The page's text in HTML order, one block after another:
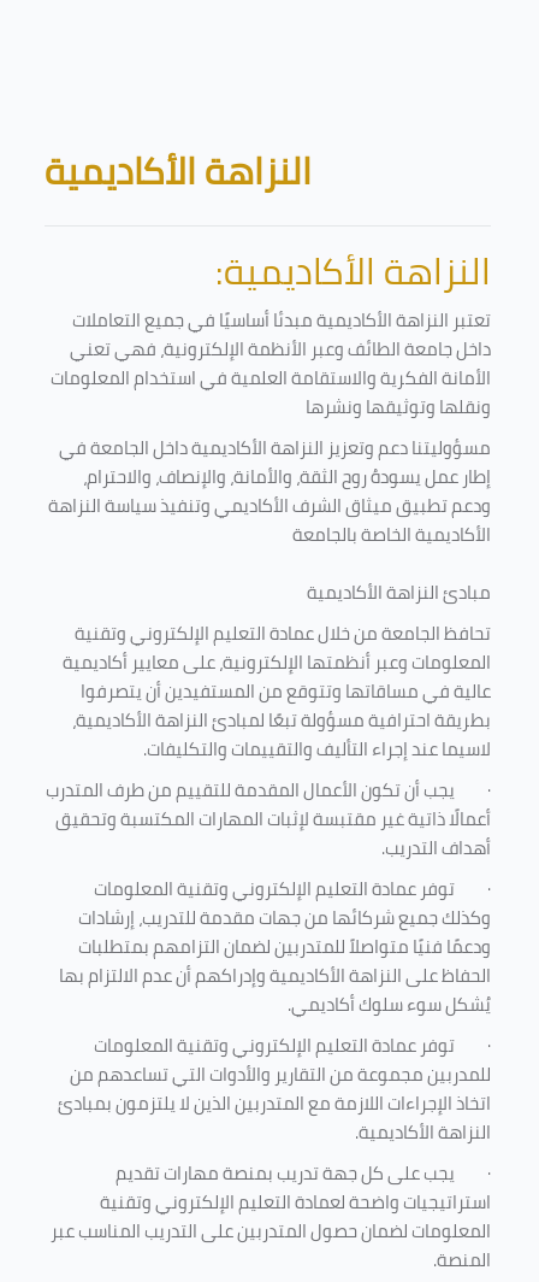
Blocks
النزاهة الأكاديمية
النزاهة الأكاديمية:
تعتبر النزاهة الأكاديمية مبدئا أساسيًا في جميع التعاملات
داخل جامعة الطائف وعبر الأنظمة الإلكترونية، فهي تعني
الأمانة الفكرية والاستقامة العلمية في استخدام المعلومات
ونقلها وتوثيقها ونشرها
مسؤوليتنا دعم وتعزيز النزاهة الأكاديمية داخل الجامعة في
إطار عمل يسودهُ روح الثقة، والأمانة، والإنصاف، والاحترام،
ودعم تطبيق ميثاق الشرف الأكاديمي وتنفيذ سياسة النزاهة
الأكاديمية الخاصة بالجامعة
مبادئ النزاهة الأكاديمية
تحافظ الجامعة من خلال عمادة التعليم الإلكتروني وتقنية
المعلومات وعبر أنظمتها الإلكترونية، على معايير أكاديمية
عالية في مساقاتها وتتوقع من المستفيدين أن يتصرفوا
بطريقة احترافية مسؤولة تبعًا لمبادئ النزاهة الأكاديمية،
لاسيما عند إجراء التأليف والتقييمات والتكليفات.
· يجب أن تكون الأعمال المقدمة للتقييم من طرف المتدرب
أعمالًا ذاتية غير مقتبسة لإثبات المهارات المكتسبة وتحقيق
أهداف التدريب.
· توفر عمادة التعليم الإلكتروني وتقنية المعلومات
وكذلك جميع شركائها من جهات مقدمة للتدريب، إرشادات
ودعمًا فنيًا متواصلاً للمتدربين لضمان التزامهم بمتطلبات
الحفاظ على النزاهة الأكاديمية وإدراكهم أن عدم الالتزام بها
يُشكل سوء سلوك أكاديمي.
· توفر عمادة التعليم الإلكتروني وتقنية المعلومات
للمدربين مجموعة من التقارير والأدوات التي تساعدهم من
اتخاذ الإجراءات اللازمة مع المتدربين الذين لا يلتزمون بمبادئ
النزاهة الأكاديمية.
· يجب على كل جهة تدريب بمنصة مهارات تقديم
استراتيجيات واضحة لعمادة التعليم الإلكتروني وتقنية
المعلومات لضمان حصول المتدربين على التدريب المناسب عبر
المنصة.